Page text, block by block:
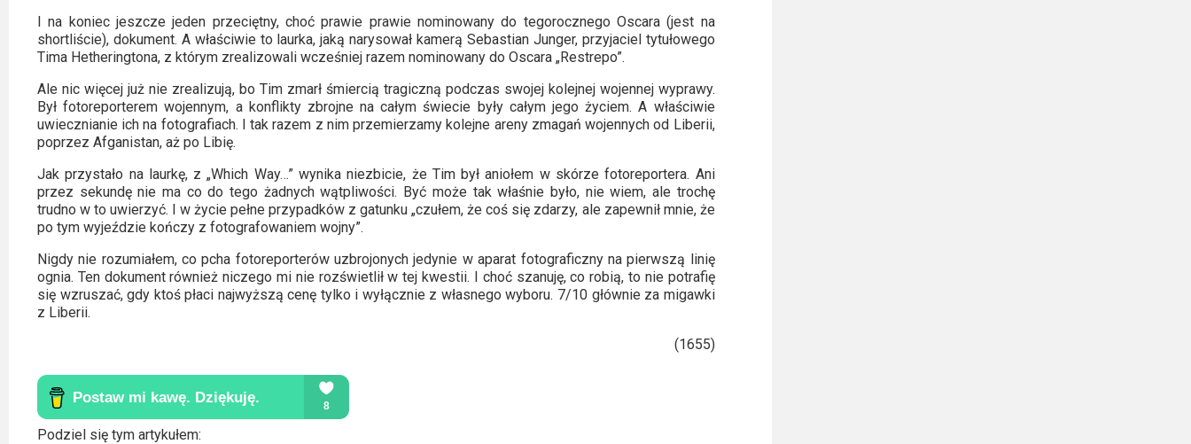
I na koniec jeszcze jeden przeciętny, choć prawie prawie nominowany do tegorocznego Oscara (jest na
shortliście), dokument. A właściwie to laurka, jaką narysował kamerą Sebastian Junger, przyjaciel tytułowego
Tima Hetheringtona, z którym zrealizowali wcześniej razem nominowany do Oscara „Restrepo”.
Ale nic więcej już nie zrealizują, bo Tim zmarł śmiercią tragiczną podczas swojej kolejnej wojennej wyprawy.
Był fotoreporterem wojennym, a konflikty zbrojne na całym świecie były całym jego życiem. A właściwie
uwiecznianie ich na fotografiach. I tak razem z nim przemierzamy kolejne areny zmagań wojennych od Liberii,
poprzez Afganistan, aż po Libię.
Jak przystało na laurkę, z „Which Way…” wynika niezbicie, że Tim był aniołem w skórze fotoreportera. Ani
przez sekundę nie ma co do tego żadnych wątpliwości. Być może tak właśnie było, nie wiem, ale trochę
trudno w to uwierzyć. I w życie pełne przypadków z gatunku „czułem, że coś się zdarzy, ale zapewnił mnie, że
po tym wyjeździe kończy z fotografowaniem wojny”.
Nigdy nie rozumiałem, co pcha fotoreporterów uzbrojonych jedynie w aparat fotograficzny na pierwszą linię
ognia. Ten dokument również niczego mi nie rozświetlił w tej kwestii. I choć szanuję, co robią, to nie potrafię
się wzruszać, gdy ktoś płaci najwyższą cenę tylko i wyłącznie z własnego wyboru. 7/10 głównie za migawki
z Liberii.
(1655)
Podziel się tym artykułem: